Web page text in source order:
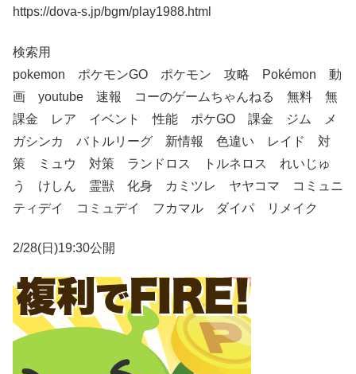
https://dova-s.jp/bgm/play1988.html
検索用
pokemon ポケモンGO ポケモン 攻略 Pokémon 動
画 youtube 速報 コーのゲームちゃんねる 無料 無
課金 レア イベント 性能 ポケGO 課金 ジム メ
ガシンカ バトルリーグ 新情報 色違い レイド 対
策 ミュウ 対策 ランドロス トルネロス れいじゅ
う けしん 霊獣 化身 カミツレ ヤヤコマ コミュニ
ティデイ コミュデイ フカマル ダイパ リメイク
2/28(日)19:30公開